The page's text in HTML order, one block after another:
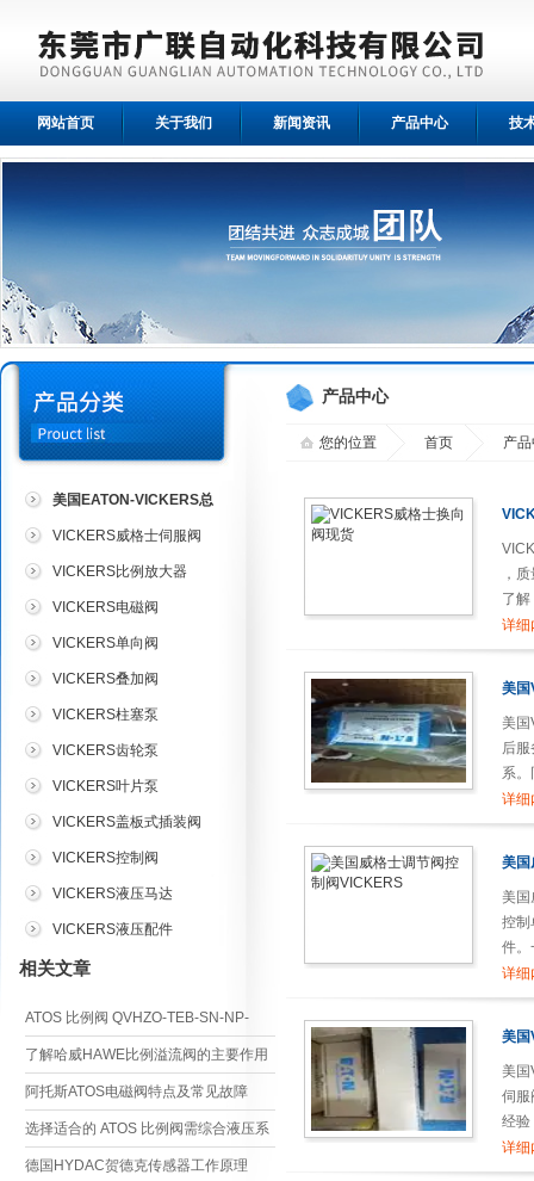
网站首页 关于我们 新闻资讯 产品中心 技
美国EATON-VICKERS总
代理
VICKERS威格士伺服阀
VICKERS比例放大器
VICKERS电磁阀
VICKERS单向阀
VICKERS叠加阀
VICKERS柱塞泵
VICKERS齿轮泵
VICKERS叶片泵
VICKERS盖板式插装阀
VICKERS控制阀
VICKERS液压马达
VICKERS液压配件
相关文章
ATOS 比例阀 QVHZO-TEB-SN-NP-
06/12/I 20 安装与调试指南
了解哈威HAWE比例溢流阀的主要作用
阿托斯ATOS电磁阀特点及常见故障
选择适合的 ATOS 比例阀需综合液压系
统需求、工况条件及技术参数
德国HYDAC贺德克传感器工作原理
产品中心
您的位置 首页 产
，
了
司，
详细
美国
美国
后
系
格士
详细
美国
美国
控制
件。
使用
百分
详细
美国
美国
伺服
经验
详细